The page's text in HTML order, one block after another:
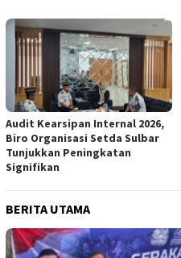
Audit Kearsipan Internal 2026,
Biro Organisasi Setda Sulbar
Tunjukkan Peningkatan
Signifikan
BERITA UTAMA